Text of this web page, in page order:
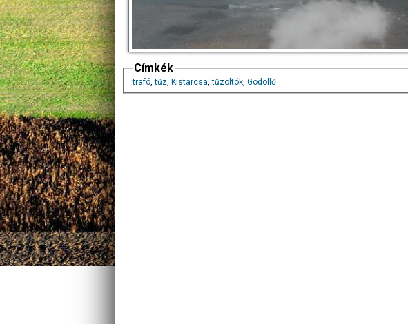
Címkék
trafó,tűz, Kistarcsa,tűzoltók, Gödöllő